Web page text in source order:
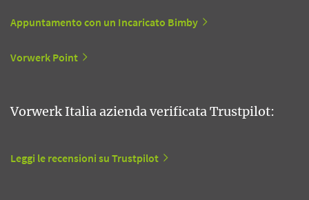
Appuntamento con un Incaricato Bimby
Vorwerk Point
Vorwerk Italia azienda verificata Trustpilot:
Leggi le recensioni su Trustpilot